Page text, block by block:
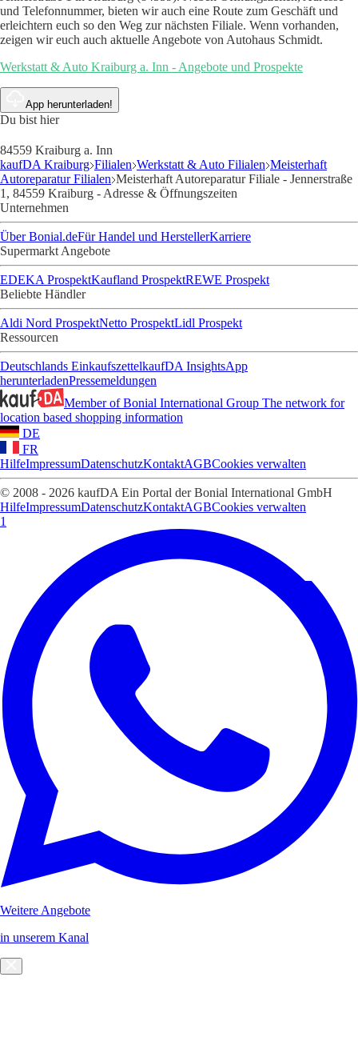
und Telefonnummer, bieten wir auch eine Route zum Geschäft und
erleichtern euch so den Weg zur nächsten Filiale. Wenn vorhanden,
zeigen wir euch auch aktuelle Angebote von Autohaus Schmidt.
Werkstatt & Auto Kraiburg a. Inn - Angebote und Prospekte
App herunterladen!
Du bist hier
84559 Kraiburg a. Inn
kaufDA Kraiburg Filialen Werkstatt & Auto Filialen Meisterhaft
Autoreparatur Filialen Meisterhaft Autoreparatur Filiale - Jennerstraße
1, 84559 Kraiburg - Adresse & Öffnungszeiten
Unternehmen
Über Bonial.deFür Handel und HerstellerKarriere
Supermarkt Angebote
EDEKA ProspektKaufland ProspektREWE Prospekt
Beliebte Händler
Aldi Nord ProspektNetto ProspektLidl Prospekt
Ressourcen
Deutschlands EinkaufszettelkaufDA InsightsApp
herunterladenPressemeldungen
Member of Bonial International Group The network for
location based shopping information
DE
FR
HilfeImpressumDatenschutzKontaktAGBCookies verwalten
© 2008 - 2026 kaufDA Ein Portal der Bonial International GmbH
HilfeImpressumDatenschutzKontaktAGBCookies verwalten
1
Weitere Angebote
in unserem Kanal